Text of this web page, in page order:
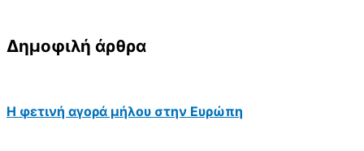
Δημοφιλή άρθρα
Η φετινή αγορά μήλου στην Ευρώπη